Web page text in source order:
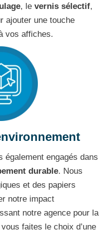
, le vernis sélectif,
ajouter une touche
vos affiches.
également engagés dans
durable. Nous
et des papiers
notre impact
notre agence pour la
faites le choix d’une